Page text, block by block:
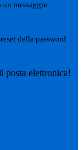
messaggio
della password
posta elettronica!